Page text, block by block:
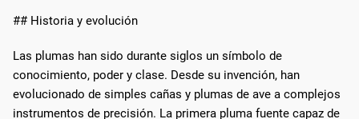
## Historia y evolución
Las plumas han sido durante siglos un símbolo de
conocimiento, poder y clase. Desde su invención, han
evolucionado de simples cañas y plumas de ave a complejos
instrumentos de precisión. La primera pluma fuente capaz de